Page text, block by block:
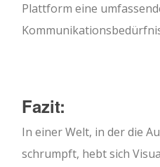
Plattform eine
Fazit:
In einer Welt, in der die
schrumpft, hebt sich